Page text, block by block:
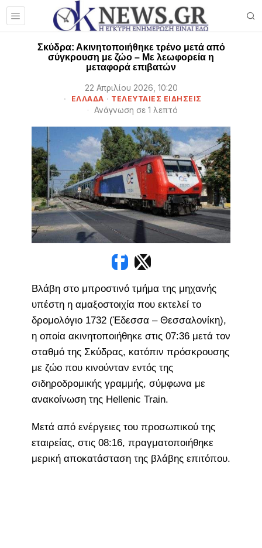
Σκύδρα: Ακινητοποιήθηκε τρένο μετά από
σύγκρουση με ζώο – Με λεωφορεία η
μεταφορά επιβατών
22 Απριλίου 2026, 10:20
ΕΛΛΑΔΑ · ΤΕΛΕΥΤΑΙΕΣ ΕΙΔΗΣΕΙΣ
Ανάγνωση σε 1 λεπτό
Βλάβη στο μπροστινό τμήμα της μηχανής
υπέστη η αμαξοστοιχία που εκτελεί το
δρομολόγιο 1732 (Έδεσσα – Θεσσαλονίκη),
η οποία ακινητοποιήθηκε στις 07:36 μετά τον
σταθμό της Σκύδρας, κατόπιν πρόσκρουσης
με ζώο που κινούνταν εντός της
σιδηροδρομικής γραμμής, σύμφωνα με
ανακοίνωση της Hellenic Train.
Μετά από ενέργειες του προσωπικού της
εταιρείας, στις 08:16, πραγματοποιήθηκε
μερική αποκατάσταση της βλάβης επιτόπου.